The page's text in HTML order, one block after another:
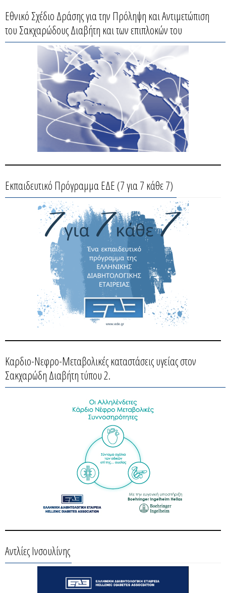
Εθνικό Σχέδιο Δράσης για την Πρόληψη και Αντιμετώπιση
του Σακχαρώδους Διαβήτη και των επιπλοκών του
Εκπαιδευτικό Πρόγραμμα ΕΔΕ (7 για 7 κάθε 7)
Καρδιο-Νεφρο-Μεταβολικές καταστάσεις υγείας στον
Σακχαρώδη Διαβήτη τύπου 2.
Αντλίες Ινσουλίνης